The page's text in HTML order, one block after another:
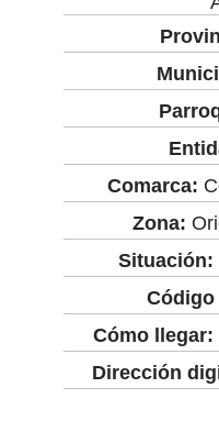
Comarca:
Zona:
Situación:
Cómo llegar:
Dirección